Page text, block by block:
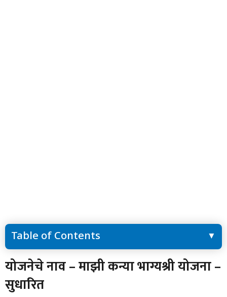
Table of Contents
योजनेचे नाव – माझी कन्या भाग्यश्री योजना – सुधारित
माझी कन्या भाग्यश्री योजनेचा अर्ज डाउनलोड करण्यासाठी येथे क्लिक करा
इथे क्लिक करा
योजनेचे नाव – माझी कन्या भाग्यश्री योजना –
सुधारित